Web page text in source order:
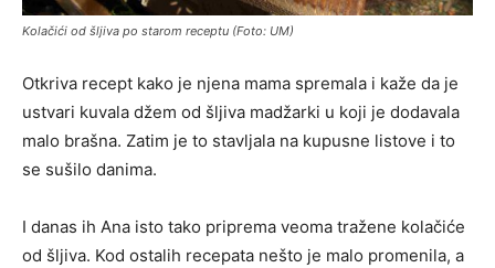
Kolačići od šljiva po starom receptu (Foto: UM)
Otkriva recept kako je njena mama spremala i kaže da je
ustvari kuvala džem od šljiva madžarki u koji je dodavala
malo brašna. Zatim je to stavljala na kupusne listove i to
se sušilo danima.
I danas ih Ana isto tako priprema veoma tražene kolačiće
od šljiva. Kod ostalih recepata nešto je malo promenila, a